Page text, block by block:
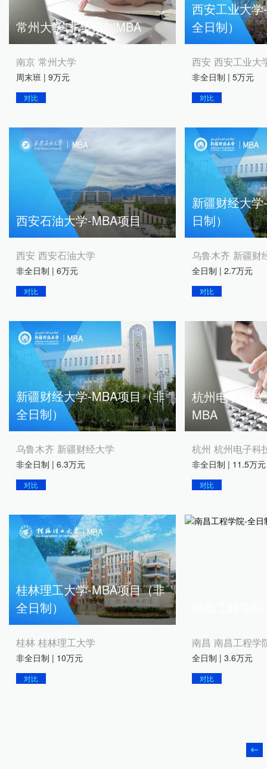
常州大学-非全日制MBA
南京 常州大学
周末班 | 9万元
对比
西安工业大
全日制）
西安 西安工业大
非全日制 | 5万元
对比
西安石油大学-MBA项目
西安 西安石油大学
非全日制 | 6万元
对比
新疆财经大
日制）
乌鲁木齐 新疆财
全日制 | 2.7万元
对比
新疆财经大学-MBA项目（非
全日制）
乌鲁木齐 新疆财经大学
非全日制 | 6.3万元
对比
杭州电子科
MBA
杭州 杭州电子科
非全日制 | 11.5万元
对比
桂林理工大学-MBA项目（非
全日制）
桂林 桂林理工大学
非全日制 | 10万元
对比
南昌 南昌工程学
全日制 | 3.6万元
对比